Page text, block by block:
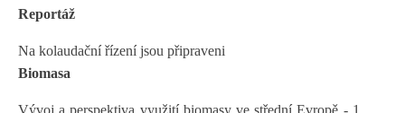
Reportáž
Na kolaudační řízení jsou připraveni
Biomasa
Vývoj a perspektiva využití biomasy ve střední Evropě - 1